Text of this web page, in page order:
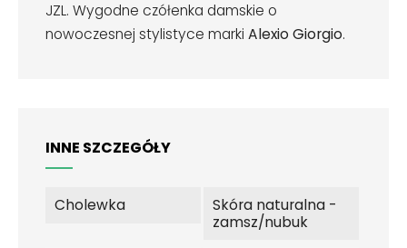
JZL. Wygodne czółenka damskie o
nowoczesnej stylistyce marki Alexio Giorgio.
INNE SZCZEGÓŁY
Cholewka
Skóra naturalna -
zamsz/nubuk